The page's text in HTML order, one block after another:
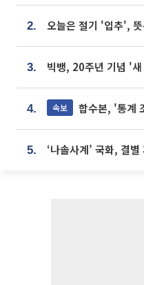
2. 오늘은 절기 '입추',
3.
4. 속보 합수본, '통계 조작' 서
5.